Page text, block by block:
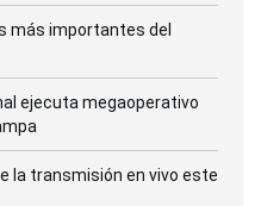
más importantes del
ejecuta megaoperativo
la transmisión en vivo este